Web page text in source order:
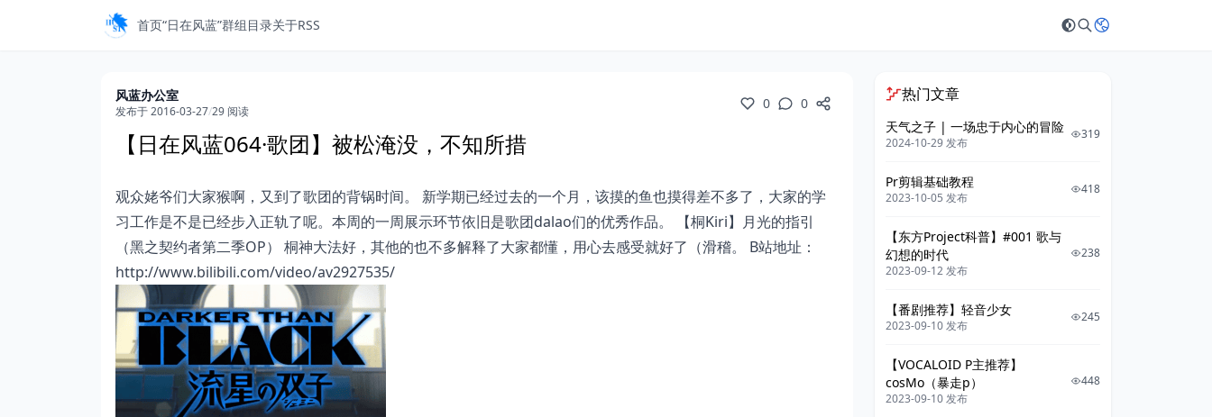
首页“日在风蓝”群组目录关于RSS
风蓝办公室
发布于 2016-03-27/29 阅读 0 0
【日在风蓝064·歌团】被松淹没，不知所措
观众姥爷们大家猴啊，又到了歌团的背锅时间。 新学期已经过去的一个月，该摸的鱼也摸得差不多了，大家的学
习工作是不是已经步入正轨了呢。本周的一周展示环节依旧是歌团dalao们的优秀作品。 【桐Kiri】月光的指引
（黑之契约者第二季OP） 桐神大法好，其他的也不多解释了大家都懂，用心去感受就好了（滑稽。 B站地址：
http://www.bilibili.com/video/av2927535/
热门文章
天气之子 | 一场忠于内心的冒险
2024-10-29 发布
319
Pr剪辑基础教程
2023-10-05 发布
418
【东方Project科普】#001 歌与
幻想的时代
2023-09-12 发布
238
【番剧推荐】轻音少女
2023-09-10 发布
245
【VOCALOID P主推荐】
cosMo（暴走p）
2023-09-10 发布
448